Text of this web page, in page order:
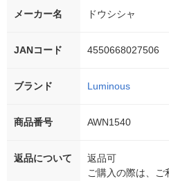
メーカー名 ドウシシャ
JANコード 4550668027506
ブランド Luminous
商品番号 AWN1540
返品について
返品可
ご購入の際は、ご